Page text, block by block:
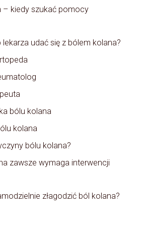
– kiedy szukać pomocy
lekarza udać się z bólem kolana?
bólu kolana
kolana
bólu kolana?
zawsze wymaga interwencji
złagodzić ból kolana?